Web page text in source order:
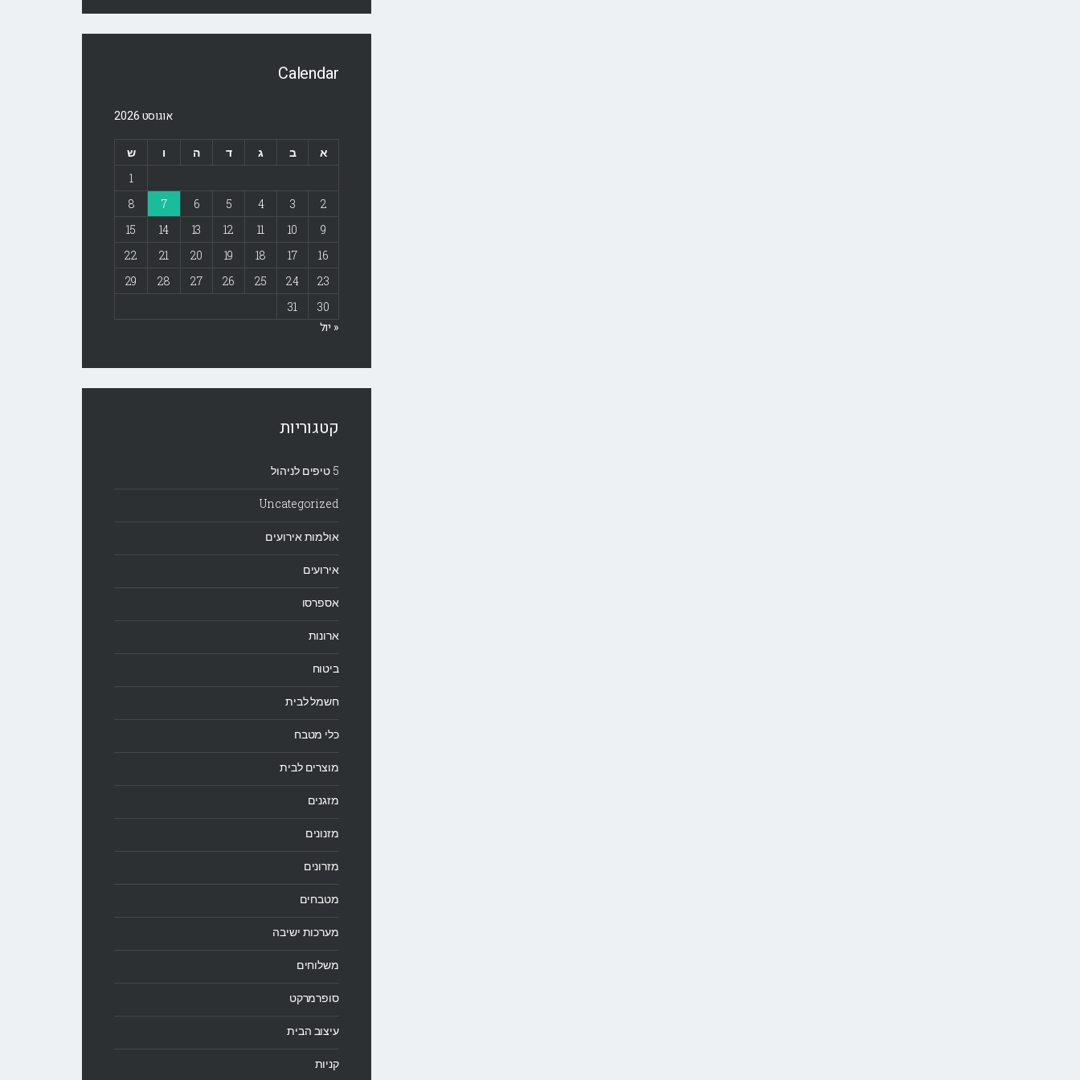
Calendar
אוגוסט 2026
א ב ג ד ה ו
ש
1
2
3
4
5
6
7
8
9
10
11
12
13
14
15
16
17
18
19
20
21
22
23
24
25
26
27
28
29
30
31
« יול
קטגוריות
5 טיפים לניהול
Uncategorized
אולמות אירועים
אירועים
אספרסו
ארונות
ביטוח
חשמל לבית
כלי מטבח
מוצרים לבית
מזגנים
מזנונים
מזרונים
מטבחים
מערכות ישיבה
משלוחים
סופרמרקט
עיצוב הבית
קניות